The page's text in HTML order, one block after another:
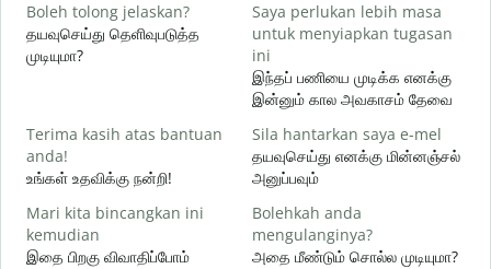
Boleh tolong jelaskan?
தயவுசெய்து தெளிவுபடுத்த
முடியுமா?
Saya perlukan lebih masa
untuk menyiapkan tugasan
ini
இந்தப் பணியை முடிக்க எனக்கு
இன்னும் கால அவகாசம் தேவை
Terima kasih atas bantuan
anda!
உங்கள் உதவிக்கு நன்றி!
Sila hantarkan saya e-mel
தயவுசெய்து எனக்கு மின்னஞ்சல்
அனுப்பவும்
Mari kita bincangkan ini
kemudian
இதை பிறகு விவாதிப்போம்
Bolehkah anda
mengulanginya?
அதை மீண்டும் சொல்ல முடியுமா?